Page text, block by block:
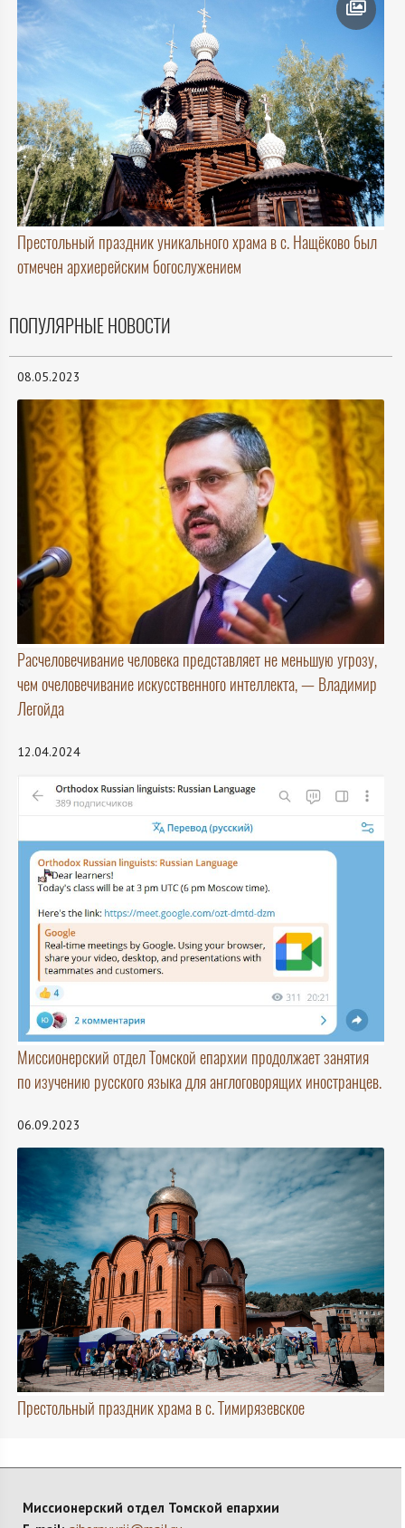
Престольный праздник уникального храма в с. Нащёково был
отмечен архиерейским богослужением
ПОПУЛЯРНЫЕ НОВОСТИ
08.05.2023
Расчеловечивание человека представляет не меньшую угрозу,
чем очеловечивание искусственного интеллекта, — Владимир
Легойда
12.04.2024
Миссионерский отдел Томской епархии продолжает занятия
по изучению русского языка для англоговорящих иностранцев.
06.09.2023
Престольный праздник храма в с. Тимирязевское
Миссионерский отдел Томской епархии